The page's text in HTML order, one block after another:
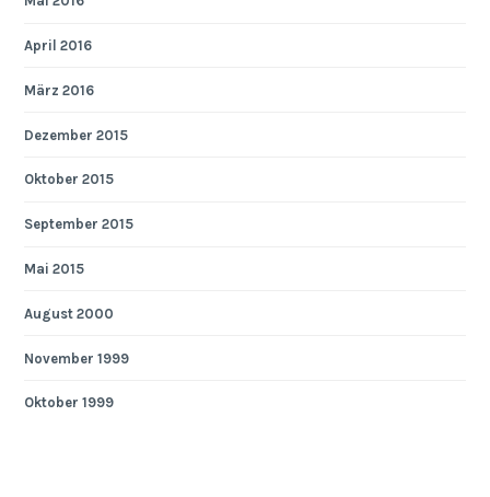
April 2016
März 2016
Dezember 2015
Oktober 2015
September 2015
Mai 2015
August 2000
November 1999
Oktober 1999